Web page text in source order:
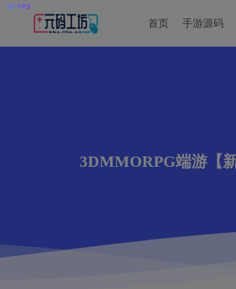
3DMMORPG端游【
首页 手游源码